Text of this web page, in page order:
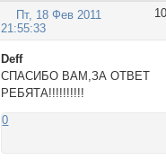
10
Пт, 18 Фев 2011
21:55:33
Deff
СПАСИБО ВАМ,ЗА ОТВЕТ
РЕБЯТА!!!!!!!!!!
0